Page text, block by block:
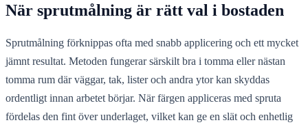
När sprutmålning är rätt val i bostaden
Sprutmålning förknippas ofta med snabb applicering och ett mycket
jämnt resultat. Metoden fungerar särskilt bra i tomma eller nästan
tomma rum där väggar, tak, lister och andra ytor kan skyddas
ordentligt innan arbetet börjar. När färgen appliceras med spruta
fördelas den fint över underlaget, vilket kan ge en slät och enhetlig